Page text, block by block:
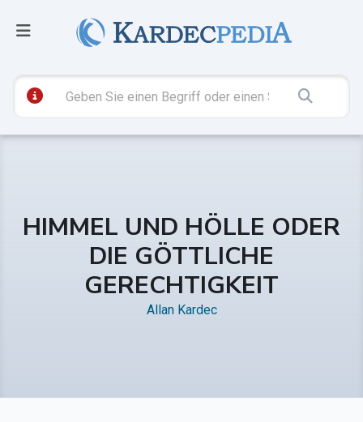
HIMMEL UND HÖLLE ODER
DIE GÖTTLICHE
GERECHTIGKEIT
Allan Kardec